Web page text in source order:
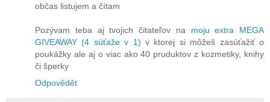
občas listujem a čítam
Pozývam teba aj tvojich čitateľov na moju extra MEGA
GIVEAWAY (4 súťaže v 1) v ktorej si môžeš zasúťažiť o
poukážky ale aj o viac ako 40 pruduktov z kozmetiky, knihy
či šperky
Odpovědět